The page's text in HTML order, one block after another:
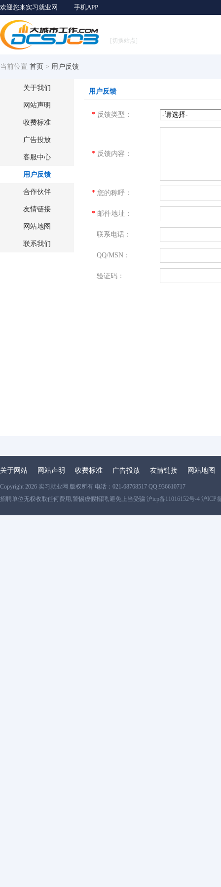
欢迎您来实习就业网 手机APP
[切换站点]
当前位置 首页 > 用户反馈
关于我们
网站声明
收费标准
广告投放
客服中心
用户反馈
合作伙伴
友情链接
网站地图
联系我们
用户反馈
* 反馈类型：
* 反馈内容：
* 您的称呼：
* 邮件地址：
联系电话：
QQ/MSN：
验证码：
关于网站 网站声明 收费标准 广告投放 友情链接 网站地图
Copyright 2026 实习就业网 版权所有 电话：021-68768517 QQ:936610717
招聘单位无权收取任何费用,警惕虚假招聘,避免上当受骗 沪icp备11016152号-4 沪ICP